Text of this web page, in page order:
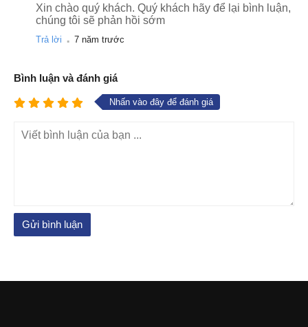
Xin chào quý khách. Quý khách hãy để lại bình luận,
chúng tôi sẽ phản hồi sớm
Trả lời . 7 năm trước
Bình luận và đánh giá
Nhấn vào đây để đánh giá